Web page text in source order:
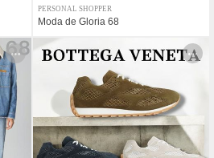
PERSONAL SHOPPER
Moda de Gloria 68